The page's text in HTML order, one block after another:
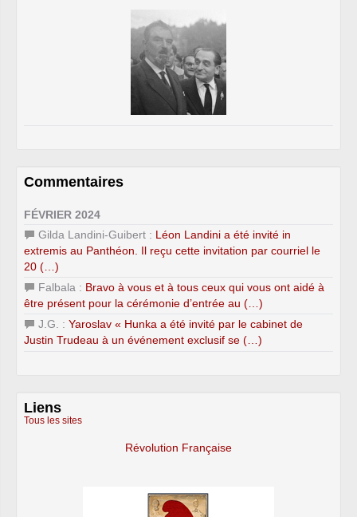
Commentaires
FÉVRIER 2024
Gilda Landini-Guibert : Léon Landini a été invité in
extremis au Panthéon. Il reçu cette invitation par courriel le
20 (…)
Falbala : Bravo à vous et à tous ceux qui vous ont aidé à
être présent pour la cérémonie d’entrée au (…)
J.G. : Yaroslav « Hunka a été invité par le cabinet de
Justin Trudeau à un événement exclusif se (…)
Liens
Tous les sites
Révolution Française